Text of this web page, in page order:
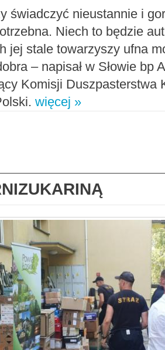
świadczyć nieustannie i
Niech to będzie
jej stale towarzyszy ufna
– napisał w Słowie bp
Komisji Duszpasterstwa
więcej »